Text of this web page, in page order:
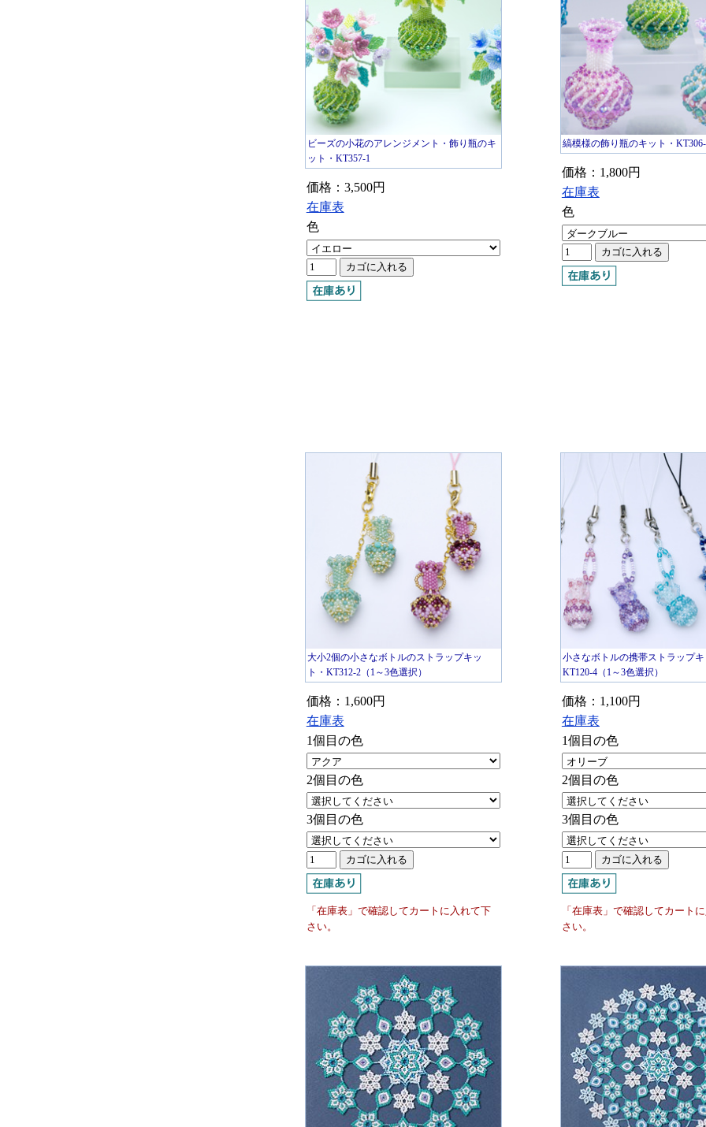
ビーズの小花のアレンジメント・飾り瓶のキ
ット・KT357-1
価格：3,500円
在庫表
色
縞模様の飾り瓶のキット・
価格：1,800円
在庫表
色
大小2個の小さなボトルのストラップキッ
ト・KT312-2（1～3色選択）
価格：1,600円
在庫表
1個目の色
2個目の色
3個目の色
「在庫表」で確認してカートに入れて下
さい。
小さなボトルの携帯ストラップ
KT120-4（1～3色選択）
価格：1,100円
在庫表
1個目の色
2個目の色
3個目の色
「在庫表」で確認してカート
さい。